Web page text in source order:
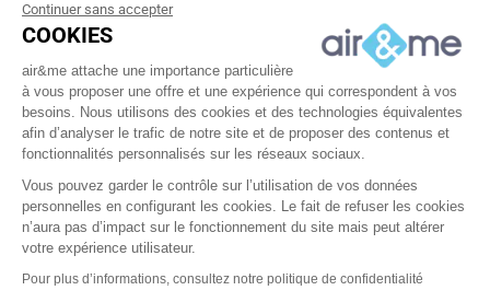
Recevez nos offres spéciales !
Conseils pratiques, bons plans exclusifs et actus sur l’air
intérieur. Pas de spam, juré !
FacebookYouTubePinterestInstagramTikTok
Continuer sans accepter
COOKIES
air&me attache une importance particulière
à vous proposer une offre et une expérience qui correspondent à vos
besoins. Nous utilisons des cookies et des technologies équivalentes
afin d’analyser le trafic de notre site et de proposer des contenus et
fonctionnalités personnalisés sur les réseaux sociaux.
Vous pouvez garder le contrôle sur l’utilisation de vos données
personnelles en configurant les cookies. Le fait de refuser les cookies
n’aura pas d’impact sur le fonctionnement du site mais peut altérer
votre expérience utilisateur.
Pour plus d’informations, consultez notre politique de confidentialité